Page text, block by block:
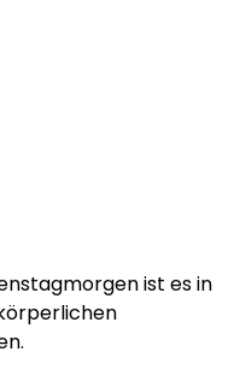
ist es in